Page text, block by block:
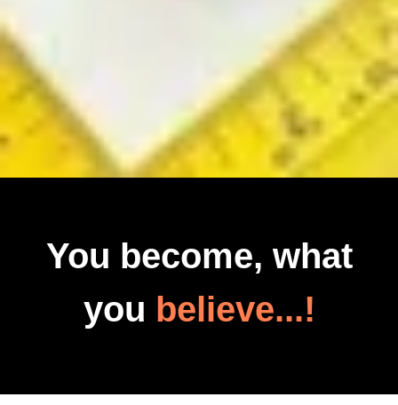
You become, what
you believe...!